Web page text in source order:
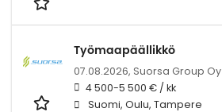
Työmaapäällikkö
07.08.2026, Suorsa Group Oy
4 500-5 500 € / kk
Suomi, Oulu, Tampere